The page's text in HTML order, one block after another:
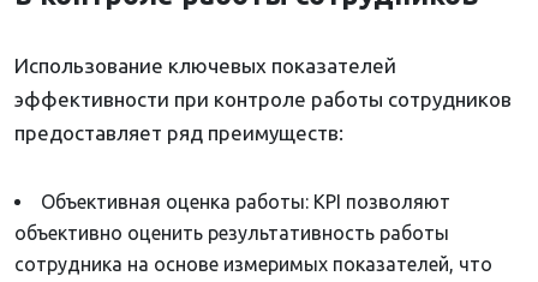
Использование ключевых показателей
эффективности при контроле работы сотрудников
предоставляет ряд преимуществ:
Объективная оценка работы: KPI позволяют
объективно оценить результативность работы
сотрудника на основе измеримых показателей, что